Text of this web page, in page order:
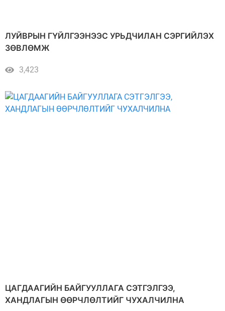
ЛУЙВРЫН ГҮЙЛГЭЭНЭЭС УРЬДЧИЛАН СЭРГИЙЛЭХ
ЗӨВЛӨМЖ
3,423
ЦАГДААГИЙН БАЙГУУЛЛАГА СЭТГЭЛГЭЭ,
ХАНДЛАГЫН ӨӨРЧЛӨЛТИЙГ ЧУХАЛЧИЛНА